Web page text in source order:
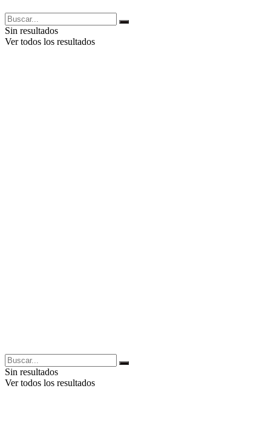
Sin resultados
Ver todos los resultados
Sin resultados
Ver todos los resultados